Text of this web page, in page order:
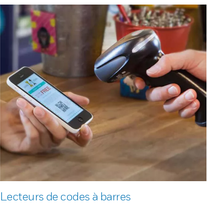
Lecteurs de codes à barres